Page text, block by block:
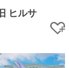
ヒルサ